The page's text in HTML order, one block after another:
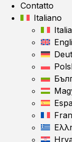
Contatto
Italiano